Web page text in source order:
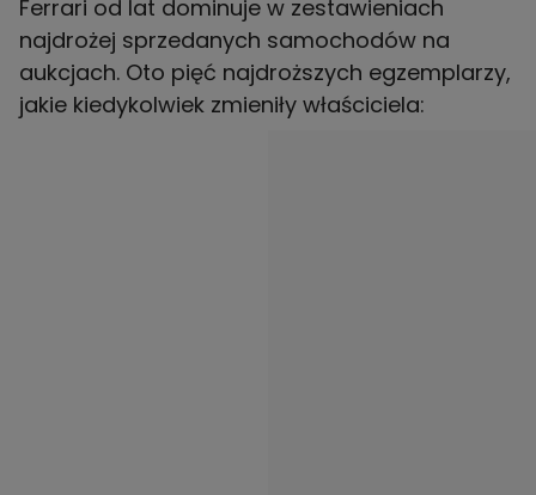
Ferrari od lat dominuje w zestawieniach
najdrożej sprzedanych samochodów na
aukcjach. Oto pięć najdroższych egzemplarzy,
jakie kiedykolwiek zmieniły właściciela: